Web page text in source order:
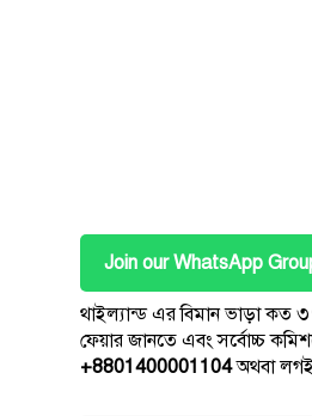
Join our WhatsApp
থাইল্যান্ড এর বিমান ভাড়া কত
ফেয়ার জানতে এবং সর্বোচ্চ
+8801400001104অথবা